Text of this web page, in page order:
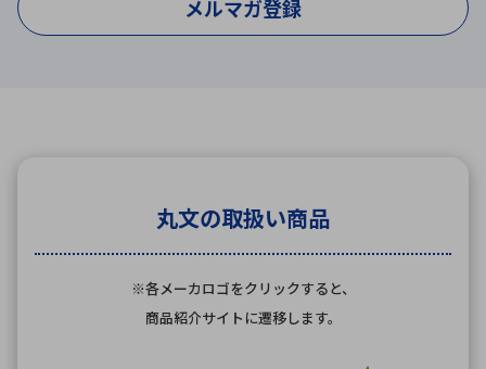
メルマガ登録
丸文の取扱い商品
※各メーカロゴをクリックすると、
商品紹介サイトに遷移します。